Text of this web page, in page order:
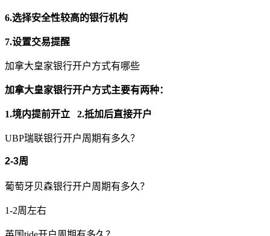
6‌.选择安全性较高的银行机构
7.设置交易提醒
加拿大皇家银行开户方式有哪些
加拿大皇家银行开户方式主要有两种：
1.境内提前开立 2.抵加后直接开户
UBP瑞联银行开户周期有多久？
2-3周
葡萄牙贝森银行开户周期有多久？
1-2周左右